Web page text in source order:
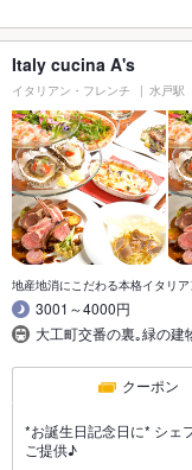
Italy cucina A's
イタリアン・フレンチ 水戸駅
地産地消にこだわる本格イタリ
3001～4000円
大工町交番の裏｡緑の建
クーポン
*お誕生日記念日に* シェ
ご提供♪